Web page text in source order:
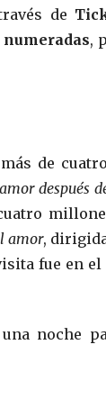
de
numeradas,
de
después
amor,
fue en el
noche